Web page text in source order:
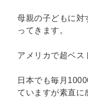
母親の子どもに対
ってきます。
アメリカで超ベス
日本でも毎月
ていますが素直に